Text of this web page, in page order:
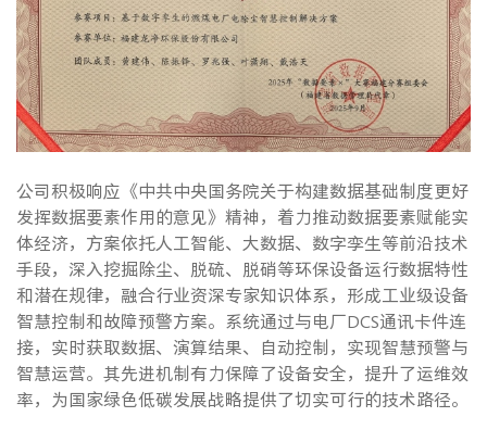
公司积极响应《中共中央国务院关于构建数据基础制度更好
发挥数据要素作用的意见》精神，着力推动数据要素赋能实
体经济，方案依托人工智能、大数据、数字孪生等前沿技术
手段，深入挖掘除尘、脱硫、脱硝等环保设备运行数据特性
和潜在规律，融合行业资深专家知识体系，形成工业级设备
智慧控制和故障预警方案。系统通过与电厂DCS通讯卡件连
接，实时获取数据、演算结果、自动控制，实现智慧预警与
智慧运营。其先进机制有力保障了设备安全，提升了运维效
率，为国家绿色低碳发展战略提供了切实可行的技术路径。